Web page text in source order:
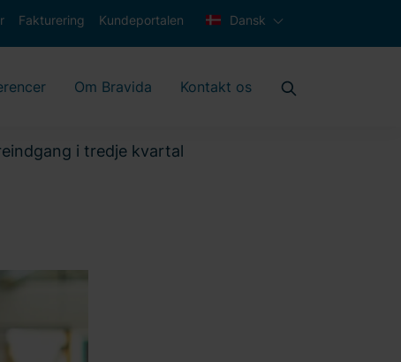
Fakturering Kundeportalen Dansk
Om Bravida Kontakt os
i tredje kvartal